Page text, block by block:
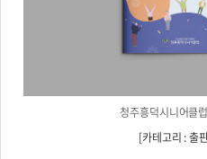
청주흥덕시니어클
[카테고리 : 출